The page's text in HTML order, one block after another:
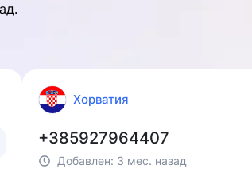
Хорватия
+385927964407
Добавлен: 3 мес. назад